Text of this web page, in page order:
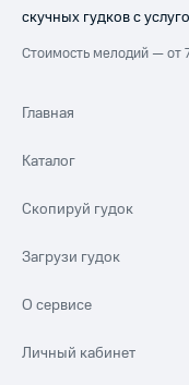
скучных гудков с
Стоимость мелодий — от
Главная
Каталог
Скопируй гудок
Загрузи гудок
О сервисе
Личный кабинет